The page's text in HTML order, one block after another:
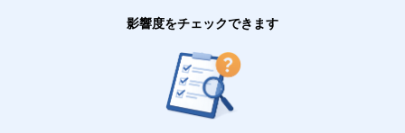
影響度をチェックできます